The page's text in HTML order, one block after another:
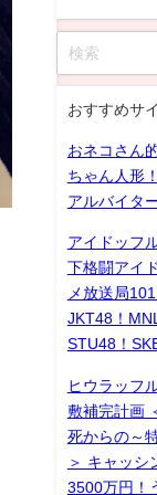
おすすめサ
おネコさん
ちゃん人形
アルバイタ
アイドッフ
下格闘アイ
メ放送局
JKT48！
STU48！
ヒウラッフ
敷補完計画
死からの～
＞ キャッシ
3500万円！